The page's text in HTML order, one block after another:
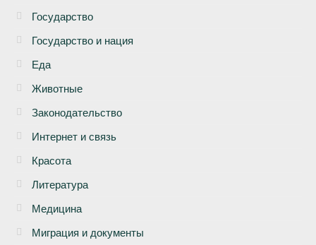
Государство
Государство и нация
Еда
Животные
Законодательство
Интернет и связь
Красота
Литература
Медицина
Миграция и документы